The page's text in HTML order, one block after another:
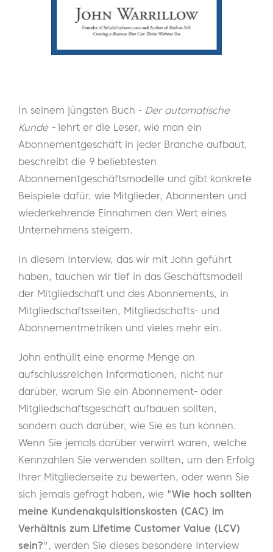
In seinem jüngsten Buch - Der automatische
Kunde -lehrt er die Leser, wie man ein
Abonnementgeschäft in jeder Branche aufbaut,
beschreibt die 9 beliebtesten
Abonnementgeschäftsmodelle und gibt konkrete
Beispiele dafür, wie Mitglieder, Abonnenten und
wiederkehrende Einnahmen den Wert eines
Unternehmens steigern.
In diesem Interview, das wir mit John geführt
haben, tauchen wir tief in das Geschäftsmodell
der Mitgliedschaft und des Abonnements, in
Mitgliedschaftsseiten, Mitgliedschafts- und
Abonnementmetriken und vieles mehr ein.
John enthüllt eine enorme Menge an
aufschlussreichen Informationen, nicht nur
darüber, warum Sie ein Abonnement- oder
Mitgliedschaftsgeschäft aufbauen sollten,
sondern auch darüber, wie Sie es tun können.
Wenn Sie jemals darüber verwirrt waren, welche
Kennzahlen Sie verwenden sollten, um den Erfolg
Ihrer Mitgliederseite zu bewerten, oder wenn Sie
sich jemals gefragt haben, wie "Wie hoch sollten
meine Kundenakquisitionskosten (CAC) im
Verhältnis zum Lifetime Customer Value (LCV)
sein?", werden Sie dieses besondere Interview